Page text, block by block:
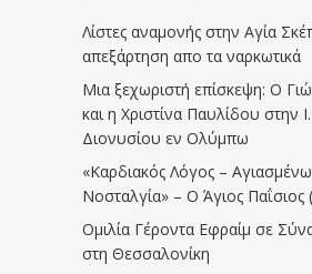
Λίστες αναμονής στην Αγία
απεξάρτηση απο τα ναρκωτικά
Μια ξεχωριστή επίσκεψη: Ο
και η Χριστίνα Παυλίδου στην
Διονυσίου εν Ολύμπω
«Καρδιακός Λόγος –
Νοσταλγία» – Ο Άγιος Παΐσιος
Ομιλία Γέροντα Εφραίμ σε
στη Θεσσαλονίκη